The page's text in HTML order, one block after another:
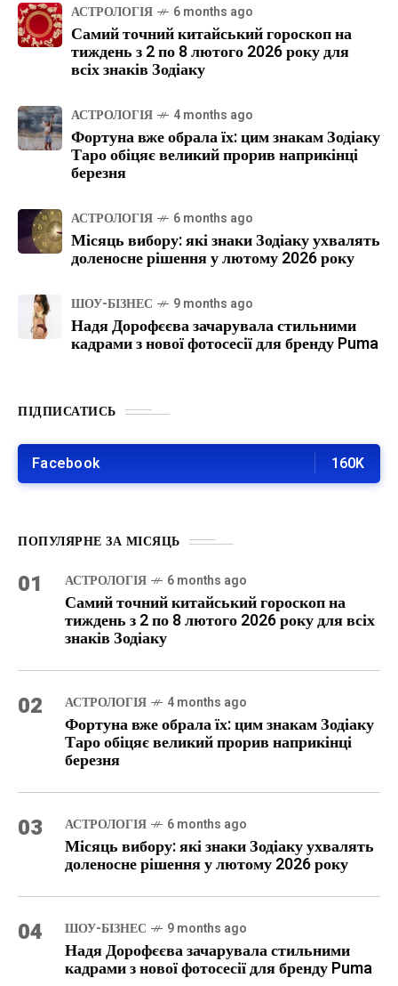
АСТРОЛОГІЯ 6 months ago
Самий точний китайський гороскоп на
тиждень з 2 по 8 лютого 2026 року для
всіх знаків Зодіаку
АСТРОЛОГІЯ 4 months ago
Фортуна вже обрала їх: цим знакам Зодіаку
Таро обіцяє великий прорив наприкінці
березня
АСТРОЛОГІЯ 6 months ago
Місяць вибору: які знаки Зодіаку ухвалять
доленосне рішення у лютому 2026 року
ШОУ-БІЗНЕС 9 months ago
Надя Дорофєєва зачарувала стильними
кадрами з нової фотосесії для бренду Puma
ПІДПИСАТИСЬ
Facebook 160K
ПОПУЛЯРНЕ ЗА МІСЯЦЬ
01 АСТРОЛОГІЯ 6 months ago
Самий точний китайський гороскоп на
тиждень з 2 по 8 лютого 2026 року для всіх
знаків Зодіаку
02 АСТРОЛОГІЯ 4 months ago
Фортуна вже обрала їх: цим знакам Зодіаку
Таро обіцяє великий прорив наприкінці
березня
03 АСТРОЛОГІЯ 6 months ago
Місяць вибору: які знаки Зодіаку ухвалять
доленосне рішення у лютому 2026 року
04 ШОУ-БІЗНЕС 9 months ago
Надя Дорофєєва зачарувала стильними
кадрами з нової фотосесії для бренду Puma